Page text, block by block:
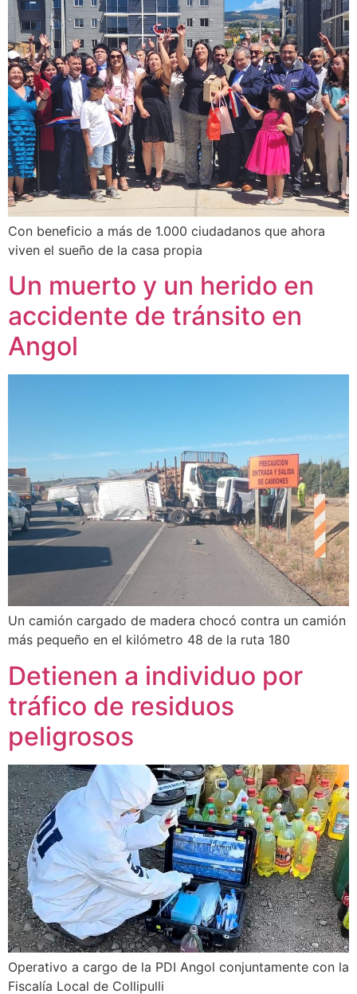
Con beneficio a más de 1.000 ciudadanos que ahora
viven el sueño de la casa propia
Un muerto y un herido en
accidente de tránsito en
Angol
Un camión cargado de madera chocó contra un camión
más pequeño en el kilómetro 48 de la ruta 180
Detienen a individuo por
tráfico de residuos
peligrosos
Operativo a cargo de la PDI Angol conjuntamente con la
Fiscalía Local de Collipulli